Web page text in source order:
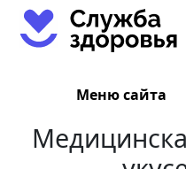
Меню сайта